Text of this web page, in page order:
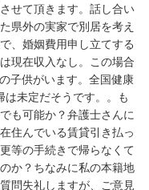
せて頂きます。話し合い
県外の実家で別居を考え
、婚姻費用申し立てする
現在収入なし。この場合
子供がいます。全国健康
未定だそうです。。も
も可能か？弁護士さんに
住んでいる賃貸引き払っ
等の手続きで帰らなくて
か？ちなみに私の本籍地
問失礼しますが、ご意見